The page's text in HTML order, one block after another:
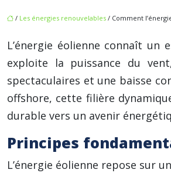
/ Les énergies renouvelables / Comment
L’énergie éolienne connaît
exploite la puissance du
spectaculaires et une baisse
offshore, cette filière
durable vers un avenir
Principes
L’énergie éolienne repose sur